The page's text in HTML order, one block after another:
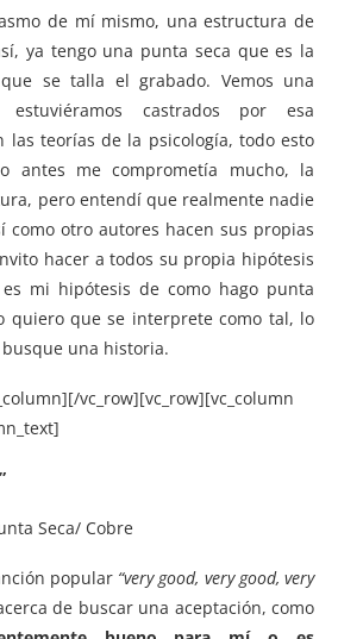
de mí mismo, una estructura de
ya tengo una punta seca que es la
se talla el grabado. Vemos una
castrados por esa
las teorías de la psicología, todo esto
antes me comprometía mucho, la
pero entendí que realmente nadie
como otro autores hacen sus propias
hacer a todos su propia hipótesis
mi hipótesis de como hago punta
quiero que se interprete como tal, lo
una historia.
vc_row][vc_row][vc_column
Seca/ Cobre
popular “very good, very good, very
de buscar una aceptación, como